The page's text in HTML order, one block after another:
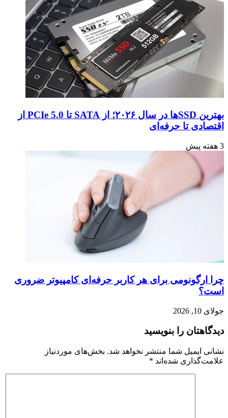
بهترین SSDها در سال ۲۰۲۶؛ از SATA تا PCIe 5.0 از
اقتصادی تا حرفه‌ای
3 هفته پیش
چرا ارگونومی برای هر کاربر حرفه‌ای کامپیوتر ضروری
است؟
جولای 10, 2026
دیدگاهتان را بنویسید
نشانی ایمیل شما منتشر نخواهد شد. بخش‌های موردنیاز
علامت‌گذاری شده‌اند *